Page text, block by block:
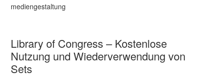
mediengestaltung
Library of Congress – Kostenlose
Nutzung und Wiederverwendung von
Sets